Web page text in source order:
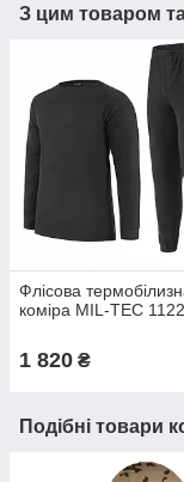
З цим товаром
Флісова
коміра MIL-TEC
1 820 ₴
Подібні товари